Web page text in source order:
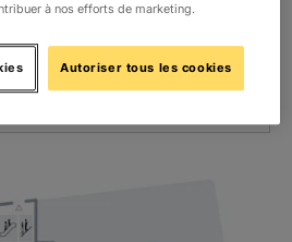
Loulouà nos efforts de marketing.
Autoriser tous les cookies